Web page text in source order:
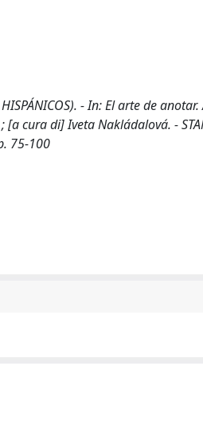
- In: El arte de anotar.
cura di] Iveta Nakládalová. -
75-100